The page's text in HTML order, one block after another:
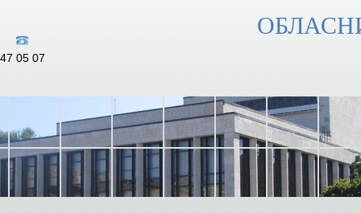
47 05 07